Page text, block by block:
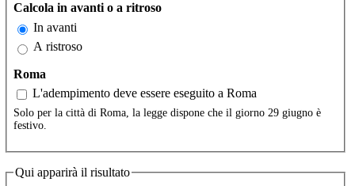
Calcola in avanti o a ritroso
In avanti
A ristroso
Roma
L'adempimento deve essere eseguito a Roma
Solo per la città di Roma, la legge dispone che il giorno 29 giugno è
festivo.
Qui apparirà il risultato